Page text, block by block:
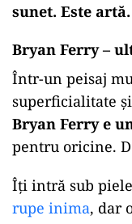
sunet. Este
Bryan Ferry –
Într-un peisaj
superficialitate
Bryan Ferry e
pentru oricine.
Îți intră sub
rupe inima, dar